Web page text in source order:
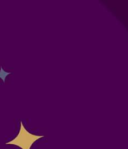
SITE